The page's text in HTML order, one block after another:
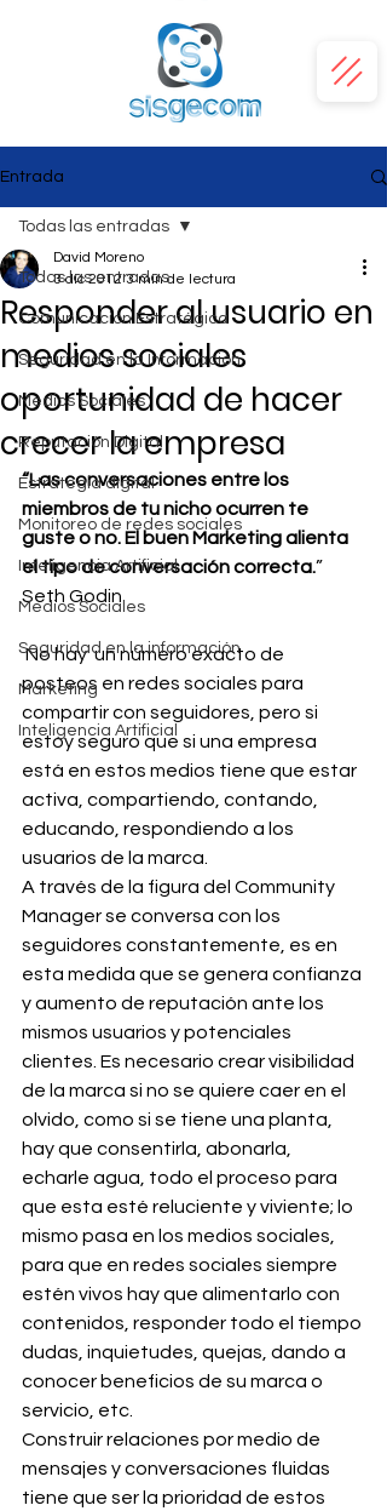
Entrada
Todas las entradas
Comunicación Estratégica
Seguridad en la Información
Medios Sociales
Reputación Digital
Estrategia digital
Monitoreo de redes sociales
Inteligencia Artificial
Medios Sociales
Seguridad en la información
Marketing
Inteligencia Artificial
Todas las entradas
Responder al usuario en
medios sociales
oportunidad de hacer
crecer la empresa
David Moreno
3 dic 2012 3 min de lectura
“Las conversaciones entre los
miembros de tu nicho ocurren te
guste o no. El buen Marketing alienta
el tipo de conversación correcta.”
Seth Godin
No hay  un número exacto de
posteos en redes sociales para
compartir con seguidores, pero si
estoy seguro que si una empresa
está en estos medios tiene que estar
activa, compartiendo, contando,
educando, respondiendo a los
usuarios de la marca.
A través de la figura del Community
Manager se conversa con los
seguidores constantemente, es en
esta medida que se genera confianza
y aumento de reputación ante los
mismos usuarios y potenciales
clientes. Es necesario crear visibilidad
de la marca si no se quiere caer en el
olvido, como si se tiene una planta,
hay que consentirla, abonarla,
echarle agua, todo el proceso para
que esta esté reluciente y viviente; lo
mismo pasa en los medios sociales,
para que en redes sociales siempre
estén vivos hay que alimentarlo con
contenidos, responder todo el tiempo
dudas, inquietudes, quejas, dando a
conocer beneficios de su marca o
servicio, etc.
Construir relaciones por medio de
mensajes y conversaciones fluidas
tiene que ser la prioridad de estos